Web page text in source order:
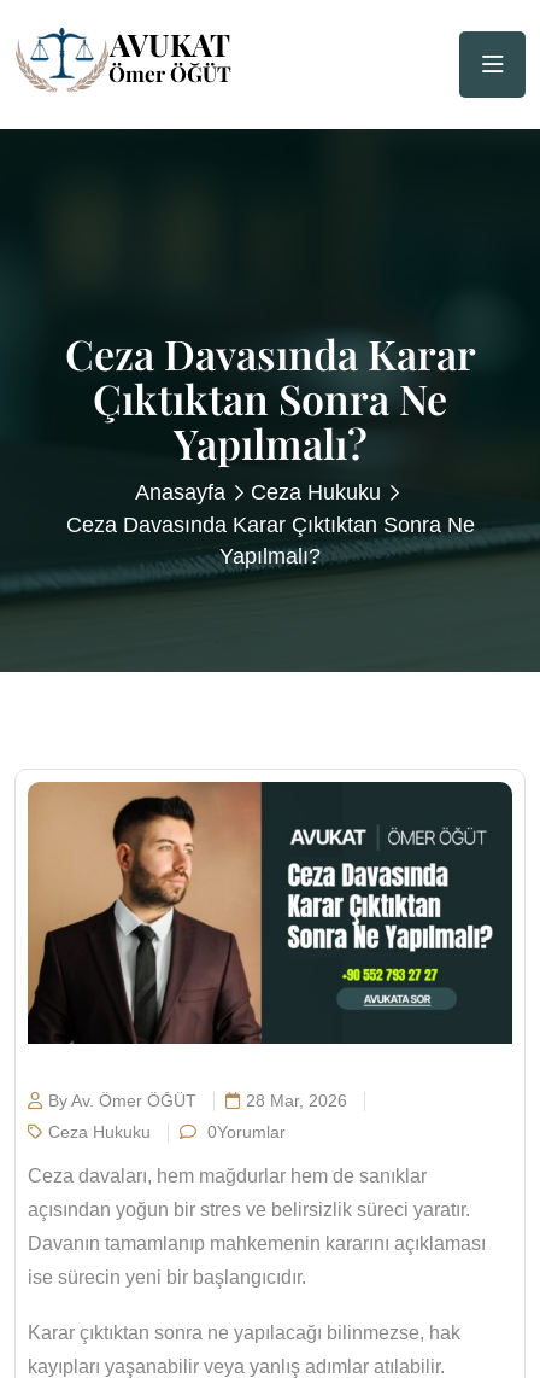
Ceza Davasında Karar
Çıktıktan Sonra Ne
Yapılmalı?
Anasayfa
Ceza Hukuku
Ceza Davasında Karar Çıktıktan Sonra Ne
Yapılmalı?
By Av. Ömer ÖĞÜT
28 Mar, 2026
Ceza Hukuku
0Yorumlar
Ceza davaları, hem mağdurlar hem de sanıklar
açısından yoğun bir stres ve belirsizlik süreci yaratır.
Davanın tamamlanıp mahkemenin kararını açıklaması
ise sürecin yeni bir başlangıcıdır.
Karar çıktıktan sonra ne yapılacağı bilinmezse, hak
kayıpları yaşanabilir veya yanlış adımlar atılabilir.